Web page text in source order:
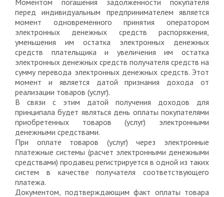
Моментом погашения задолженности покупателя
перед индивидуальным предпринимателем является
момент одновременного принятия оператором
электронных денежных средств распоряжения,
уменьшения им остатка электронных денежных
средств плательщика и увеличения им остатка
электронных денежных средств получателя средств на
сумму перевода электронных денежных средств. Этот
момент и является датой признания дохода от
реализации товаров (услуг).
В связи с этим датой получения доходов для
принципала будет являться день оплаты покупателями
приобретенных товаров (услуг) электронными
денежными средствами.
При оплате товаров (услуг) через электронные
платежные системы (расчет электронными денежными
средствами) продавец регистрируется в одной из таких
систем в качестве получателя соответствующего
платежа.
Документом, подтверждающим факт оплаты товара